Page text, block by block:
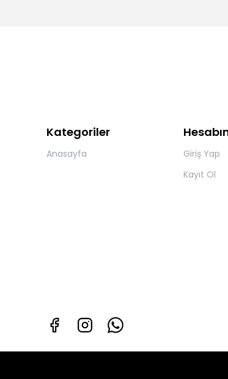
Kategoriler
Anasayfa
Giriş Yap
Kayıt Ol
©2023 Tüm